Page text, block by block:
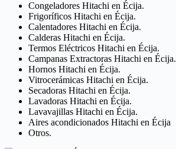
Congeladores Hitachi en Écija.
Frigoríficos Hitachi en Écija.
Calentadores Hitachi en Écija.
Calderas Hitachi en Écija.
Termos Eléctricos Hitachi en Écija.
Campanas Extractoras Hitachi en Écija.
Hornos Hitachi en Écija.
Vitrocerámicas Hitachi en Écija.
Secadoras Hitachi en Écija.
Lavadoras Hitachi en Écija.
Lavavajillas Hitachi en Écija.
Aires acondicionados Hitachi en Écija
Otros.